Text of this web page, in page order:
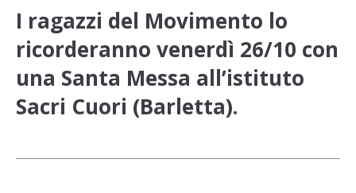
I ragazzi del Movimento lo
ricorderanno venerdì 26/10 con
una Santa Messa all’istituto
Sacri Cuori (Barletta).